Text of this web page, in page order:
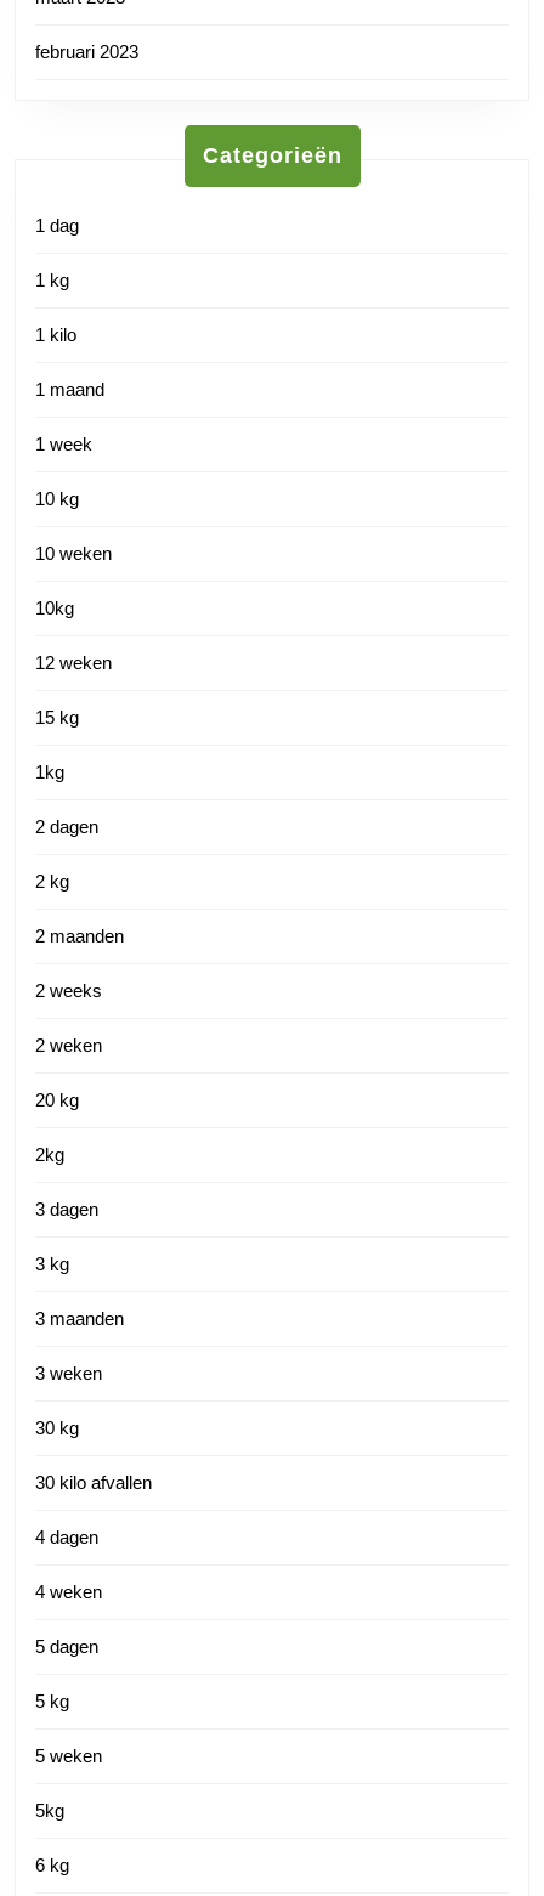
februari 2023
Categorieën
1 dag
1 kg
1 kilo
1 maand
1 week
10 kg
10 weken
10kg
12 weken
15 kg
1kg
2 dagen
2 kg
2 maanden
2 weeks
2 weken
20 kg
2kg
3 dagen
3 kg
3 maanden
3 weken
30 kg
30 kilo afvallen
4 dagen
4 weken
5 dagen
5 kg
5 weken
5kg
6 kg